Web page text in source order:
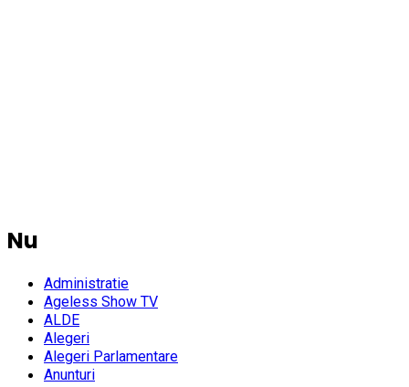
Nu
Administratie
Ageless Show TV
ALDE
Alegeri
Alegeri Parlamentare
Anunturi